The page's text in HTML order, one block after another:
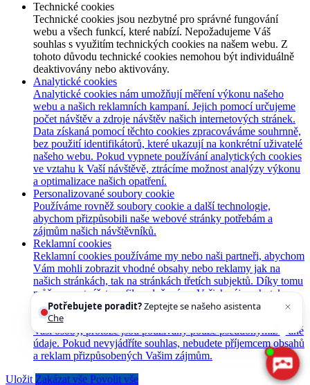
Technické cookies
Technické cookies jsou nezbytné pro správné fungování
webu a všech funkcí, které nabízí. Nepožadujeme Váš
souhlas s využitím technických cookies na našem webu. Z
tohoto důvodu technické cookies nemohou být individuálně
deaktivovány nebo aktivovány.
Analytické cookies
Analytické cookies nám umožňují měření výkonu našeho
webu a našich reklamních kampaní. Jejich pomocí určujeme
počet návštěv a zdroje návštěv našich internetových stránek.
Data získaná pomocí těchto cookies zpracováváme souhrnně,
bez použití identifikátorů, které ukazují na konkrétní uživatelé
našeho webu. Pokud vypnete používání analytických cookies
ve vztahu k Vaší návštěvě, ztrácíme možnost analýzy výkonu
a optimalizace našich opatření.
Personalizované soubory cookie
Používáme rovněž soubory cookie a další technologie,
abychom přizpůsobili naše webové stránky potřebám a
zájmům našich návštěvníků.
Reklamní cookies
Reklamní cookies používáme my nebo naši partneři, abychom
Vám mohli zobrazit vhodné obsahy nebo reklamy jak na
našich stránkách, tak na stránkách třetích subjektů. Díky tomu
můžeme vytvářet profily založené na Vašich zájmech, tak
zvané pseudonymizované profily. Na základě těchto
informací není zpravidla možná bezprostřední identifikace
Vaší osoby, protože jsou používány pouze pseudonymizované
údaje. Pokud nevyjádříte souhlas, nebudete příjemcem obsahů
a reklam přizpůsobených Vašim zájmům.
Uložit Zakázat vše Povolit vše
Potřebujete poradit?Zeptejte se našeho asistenta
Chettyho